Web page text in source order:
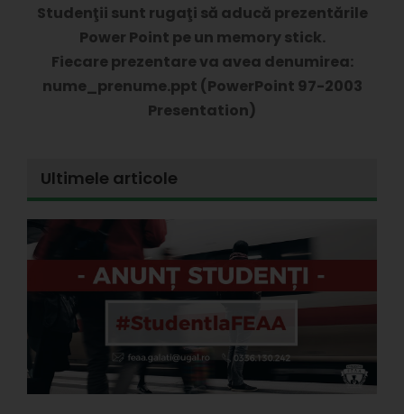
Studenţii sunt rugaţi să aducă prezentările
Power Point pe un memory stick.
Fiecare prezentare va avea denumirea:
nume_prenume.ppt (PowerPoint 97-2003
Presentation)
Ultimele articole